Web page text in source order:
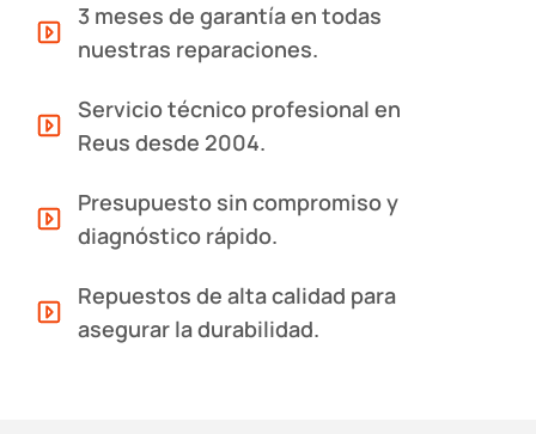
3 meses de garantía en todas
nuestras reparaciones.
Servicio técnico profesional en
Reus desde 2004.
Presupuesto sin compromiso y
diagnóstico rápido.
Repuestos de alta calidad para
asegurar la durabilidad.